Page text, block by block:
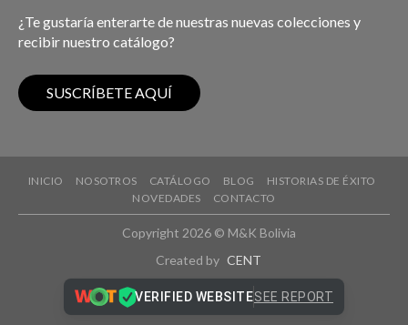
¿Te gustaría enterarte de nuestras nuevas colecciones y
recibir nuestro catálogo?
INICIO NOSOTROS CATÁLOGO BLOG
HISTORIAS DE ÉXITO
NOVEDADES
CONTACTO
Copyright 2026 © M&K Bolivia
Created by CENT
VERIFIED WEBSITESEE REPORT